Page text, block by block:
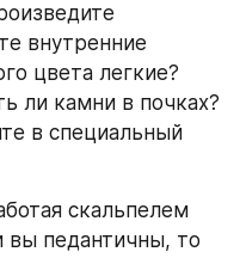
внутренние
цвета легкие?
ли камни в почках?
в специальный
скальпелем
вы педантичны, то